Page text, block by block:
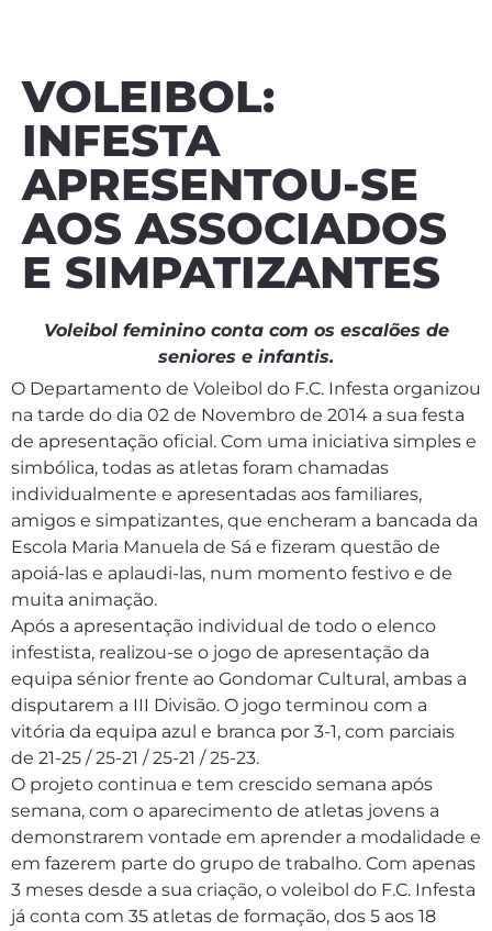
VOLEIBOL:
INFESTA
APRESENTOU-SE
AOS ASSOCIADOS
E SIMPATIZANTES
Voleibol feminino conta com os escalões de
seniores e infantis.
O Departamento de Voleibol do F.C. Infesta organizou
na tarde do dia 02 de Novembro de 2014 a sua festa
de apresentação oficial. Com uma iniciativa simples e
simbólica, todas as atletas foram chamadas
individualmente e apresentadas aos familiares,
amigos e simpatizantes, que encheram a bancada da
Escola Maria Manuela de Sá e fizeram questão de
apoiá-las e aplaudi-las, num momento festivo e de
muita animação.
Após a apresentação individual de todo o elenco
infestista, realizou-se o jogo de apresentação da
equipa sénior frente ao Gondomar Cultural, ambas a
disputarem a III Divisão. O jogo terminou com a
vitória da equipa azul e branca por 3-1, com parciais
de 21-25 / 25-21 / 25-21 / 25-23.
O projeto continua e tem crescido semana após
semana, com o aparecimento de atletas jovens a
demonstrarem vontade em aprender a modalidade e
em fazerem parte do grupo de trabalho. Com apenas
3 meses desde a sua criação, o voleibol do F.C. Infesta
já conta com 35 atletas de formação, dos 5 aos 18